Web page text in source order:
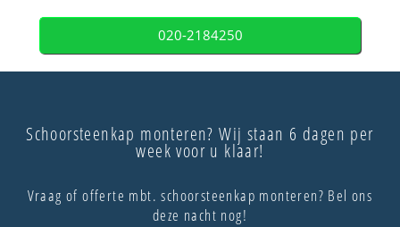
020-2184250
Schoorsteenkap monteren? Wij staan 6 dagen per
week voor u klaar!
Vraag of offerte mbt. schoorsteenkap monteren? Bel ons
deze nacht nog!